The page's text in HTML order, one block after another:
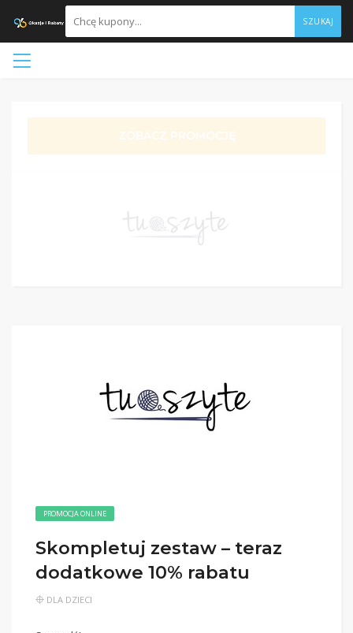
SZUKAJ
ZOBACZ PROMOCJĘ
PROMOCJA ONLINE
Skompletuj zestaw – teraz
dodatkowe 10% rabatu
DLA DZIECI